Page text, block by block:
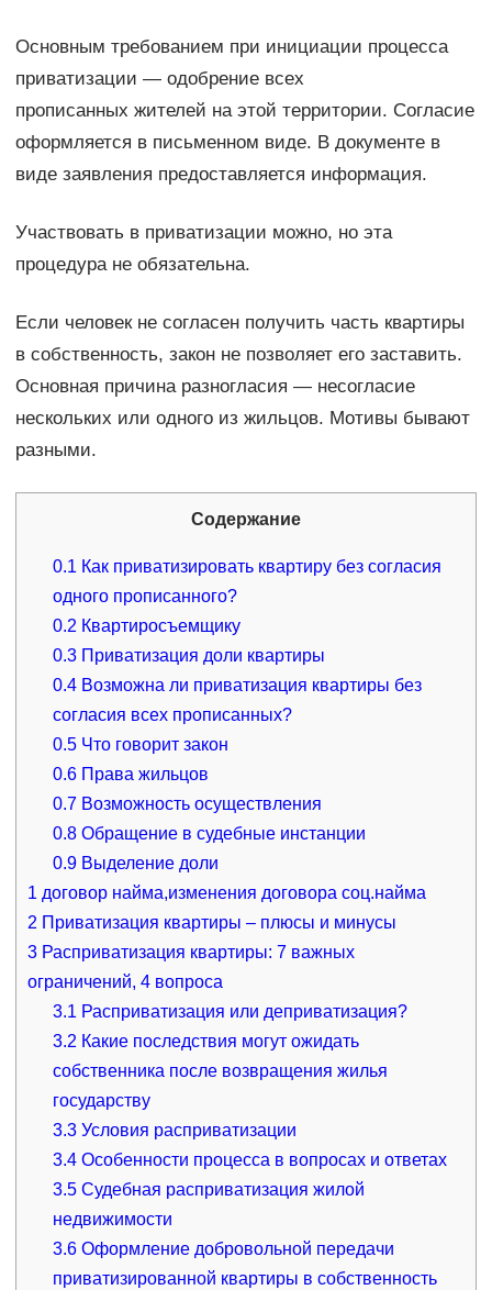
Основным требованием при инициации процесса
приватизации — одобрение всех
прописанных жителей на этой территории. Согласие
оформляется в письменном виде. В документе в
виде заявления предоставляется информация.
Участвовать в приватизации можно, но эта
процедура не обязательна.
Если человек не согласен получить часть квартиры
в собственность, закон не позволяет его заставить.
Основная причина разногласия — несогласие
нескольких или одного из жильцов. Мотивы бывают
разными.
Содержание
0.1 Как приватизировать квартиру без согласия
одного прописанного?
0.2 Квартиросъемщику
0.3 Приватизация доли квартиры
0.4 Возможна ли приватизация квартиры без
согласия всех прописанных?
0.5 Что говорит закон
0.6 Права жильцов
0.7 Возможность осуществления
0.8 Обращение в судебные инстанции
0.9 Выделение доли
1 договор найма,изменения договора соц.найма
2 Приватизация квартиры – плюсы и минусы
3Расприватизация квартиры: 7 важных
ограничений, 4 вопроса
3.1 Расприватизация или деприватизация?
3.2 Какие последствия могут ожидать
собственника после возвращения жилья
государству
3.3 Условия расприватизации
3.4 Особенности процесса в вопросах и ответах
3.5 Судебная расприватизация жилой
недвижимости
3.6 Оформление добровольной передачи
приватизированной квартиры в собственность